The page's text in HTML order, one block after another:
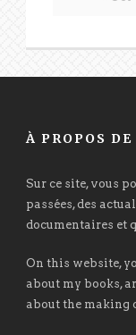
À PROPOS
Sur ce site, vous
passées, des
documentaires et
On this website,
about my books,
about the making